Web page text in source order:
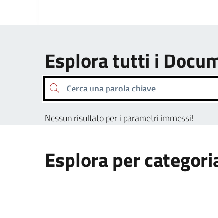
Esplora tutti i
Cerca una parola chiave
Nessun risultato per i parametri immessi!
Esplora per